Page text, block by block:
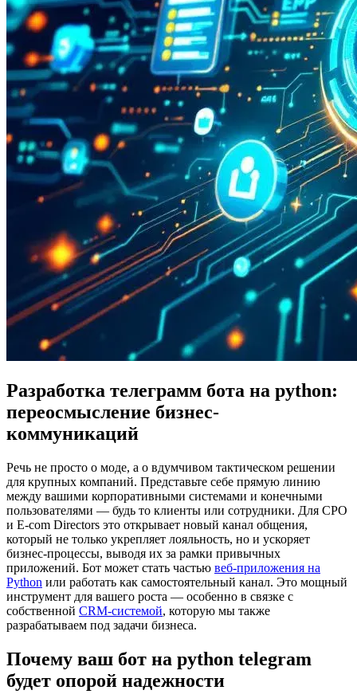
Разработка телеграмм бота на python:
переосмысление бизнес-
коммуникаций
Речь не просто о моде, а о вдумчивом тактическом решении
для крупных компаний. Представьте себе прямую линию
между вашими корпоративными системами и конечными
пользователями — будь то клиенты или сотрудники. Для CPO
и E-com Directors это открывает новый канал общения,
который не только укрепляет лояльность, но и ускоряет
бизнес-процессы, выводя их за рамки привычных
приложений. Бот может стать частью веб-приложения на
Python или работать как самостоятельный канал. Это мощный
инструмент для вашего роста — особенно в связке с
собственной CRM-системой, которую мы также
разрабатываем под задачи бизнеса.
Почему ваш бот на python telegram
будет опорой надежности